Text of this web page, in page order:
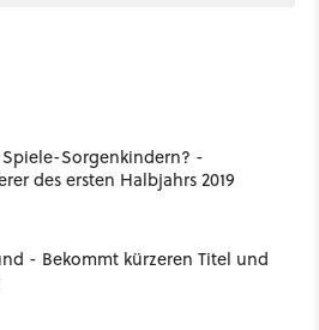
Sorgenkindern? -
des ersten Halbjahrs 2019
- Bekommt kürzeren Titel und